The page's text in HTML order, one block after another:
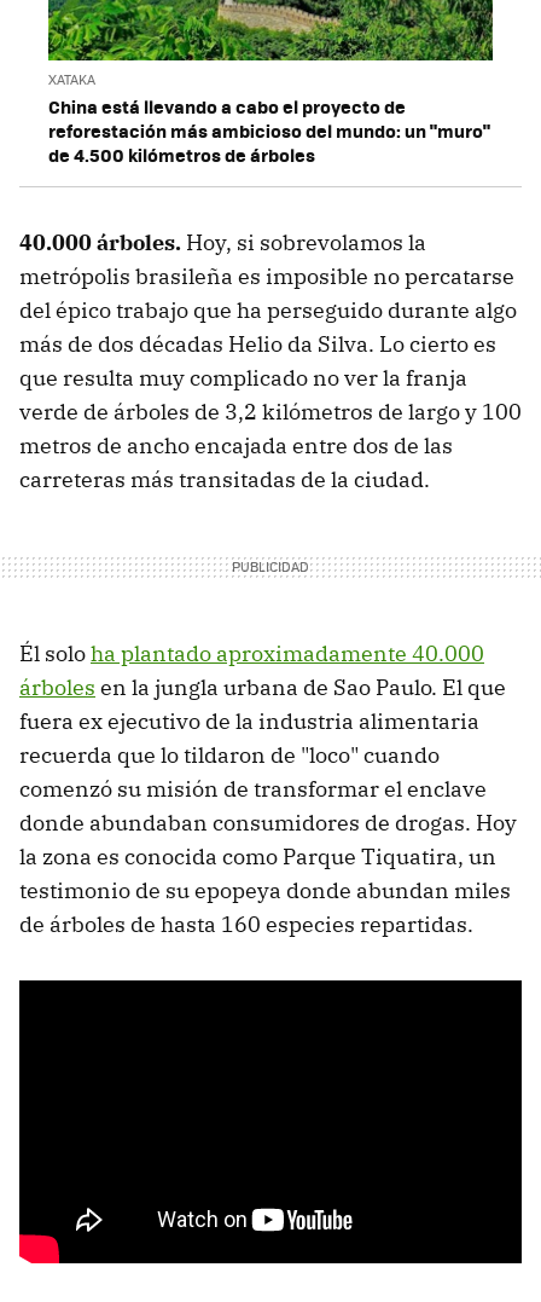
XATAKA
China está llevando a cabo el proyecto de
reforestación más ambicioso del mundo: un "muro"
de 4.500 kilómetros de árboles
40.000 árboles. Hoy, si sobrevolamos la
metrópolis brasileña es imposible no percatarse
del épico trabajo que ha perseguido durante algo
más de dos décadas Helio da Silva. Lo cierto es
que resulta muy complicado no ver la franja
verde de árboles de 3,2 kilómetros de largo y 100
metros de ancho encajada entre dos de las
carreteras más transitadas de la ciudad.
Él soloha plantado aproximadamente 40.000
árboles en la jungla urbana de Sao Paulo. El que
fuera ex ejecutivo de la industria alimentaria
recuerda que lo tildaron de "loco" cuando
comenzó su misión de transformar el enclave
donde abundaban consumidores de drogas. Hoy
la zona es conocida como Parque Tiquatira, un
testimonio de su epopeya donde abundan miles
de árboles de hasta 160 especies repartidas.